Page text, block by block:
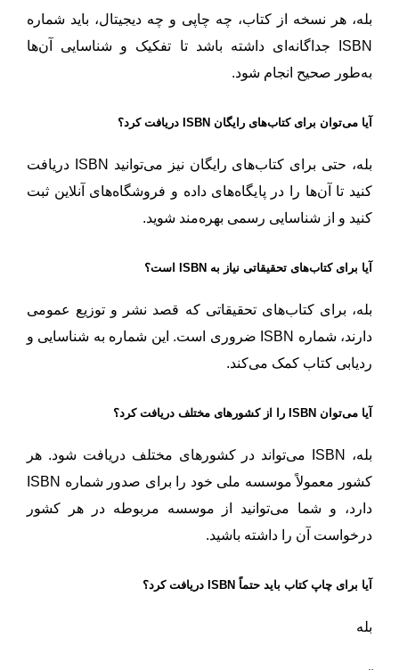
بله، هر نسخه از کتاب، چه چاپی و چه دیجیتال، باید شماره
ISBN جداگانه‌ای داشته باشد تا تفکیک و شناسایی آن‌ها
به‌طور صحیح انجام شود.
آیا می‌توان برای کتاب‌های رایگان ISBN دریافت کرد؟
بله، حتی برای کتاب‌های رایگان نیز می‌توانید ISBN دریافت
کنید تا آن‌ها را در پایگاه‌های داده و فروشگاه‌های آنلاین ثبت
کنید و از شناسایی رسمی بهره‌مند شوید.
آیا برای کتاب‌های تحقیقاتی نیاز به ISBN است؟
بله، برای کتاب‌های تحقیقاتی که قصد نشر و توزیع عمومی
دارند، شماره ISBN ضروری است. این شماره به شناسایی و
ردیابی کتاب کمک می‌کند.
آیا می‌توان ISBN را از کشورهای مختلف دریافت کرد؟
بله، ISBN می‌تواند در کشورهای مختلف دریافت شود. هر
کشور معمولاً موسسه ملی خود را برای صدور شماره ISBN
دارد، و شما می‌توانید از موسسه مربوطه در هر کشور
درخواست آن را داشته باشید.
آیا برای چاپ کتاب باید حتماً ISBN دریافت کرد؟
بله